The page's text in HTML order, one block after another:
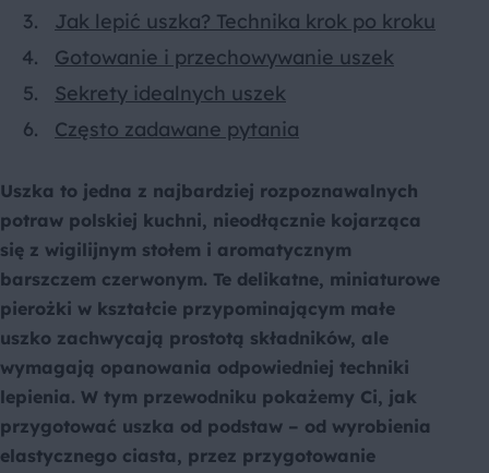
Jak lepić uszka? Technika krok po kroku
Gotowanie i przechowywanie uszek
Sekrety idealnych uszek
Często zadawane pytania
Uszka to jedna z najbardziej rozpoznawalnych
potraw polskiej kuchni, nieodłącznie kojarząca
się z wigilijnym stołem i aromatycznym
barszczem czerwonym. Te delikatne, miniaturowe
pierożki w kształcie przypominającym małe
uszko zachwycają prostotą składników, ale
wymagają opanowania odpowiedniej techniki
lepienia. W tym przewodniku pokażemy Ci, jak
przygotować uszka od podstaw – od wyrobienia
elastycznego ciasta, przez przygotowanie